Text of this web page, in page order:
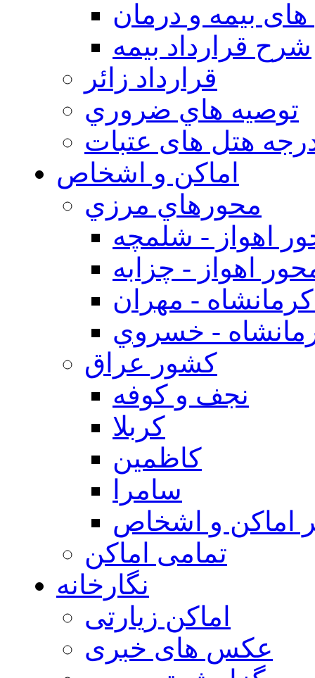
بیمه و درمان
شرح قرارداد بیمه
قرارداد زائر
توصيه هاي ضروري
هتل های عتبات
اماکن و اشخاص
محورهاي مرزي
اهواز - شلمچه
اهواز - چزابه
- مهران
- خسروي
كشور عراق
نجف و كوفه
كربلا
كاظمين
سامرا
اماكن و اشخاص
تمامی اماکن
نگارخانه
اماکن زیارتی
عکس های خبری